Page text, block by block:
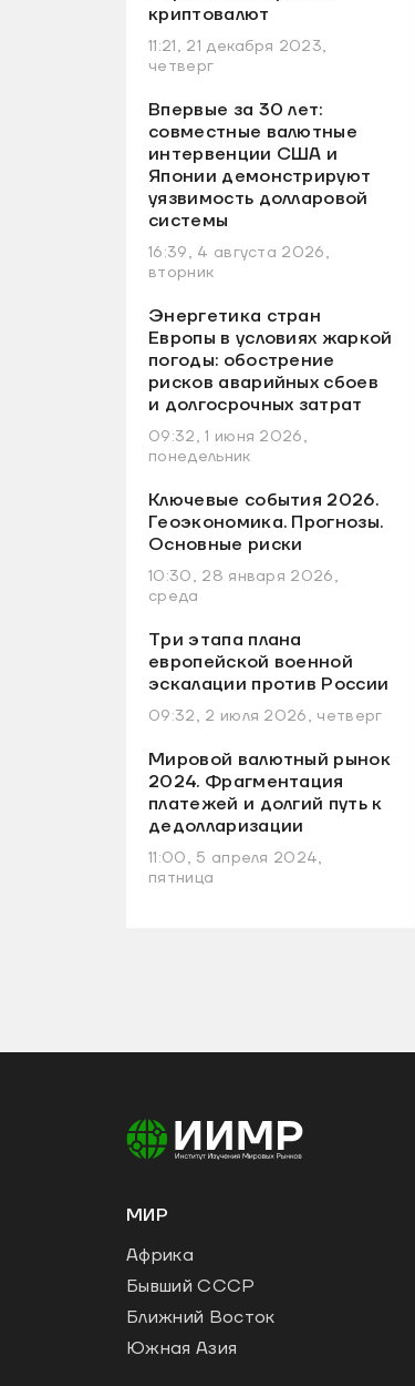
криптовалют
11:21, 21 декабря 2023,
четверг
Впервые за 30 лет:
совместные валютные
интервенции США и
Японии демонстрируют
уязвимость долларовой
системы
16:39, 4 августа 2026,
вторник
Энергетика стран
Европы в условиях жаркой
погоды: обострение
рисков аварийных сбоев
и долгосрочных затрат
09:32, 1 июня 2026,
понедельник
Ключевые события 2026.
Геоэкономика. Прогнозы.
Основные риски
10:30, 28 января 2026,
среда
Три этапа плана
европейской военной
эскалации против России
09:32, 2 июля 2026, четверг
Мировой валютный рынок
2024. Фрагментация
платежей и долгий путь к
дедолларизации
11:00, 5 апреля 2024,
пятница
МИР
Африка
Бывший СССР
Ближний Восток
Южная Азия